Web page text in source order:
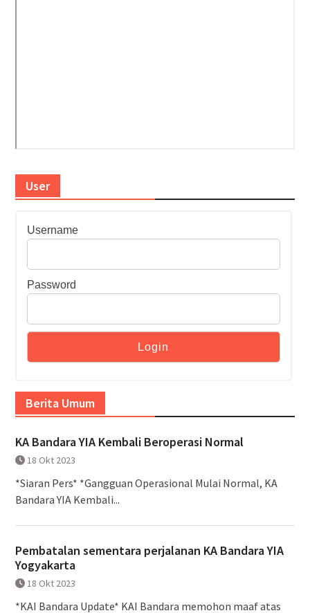
User
Username
Password
Berita Umum
KA Bandara YIA Kembali Beroperasi Normal
18 Okt 2023
*Siaran Pers* *Gangguan Operasional Mulai Normal, KA
Bandara YIA Kembali...
Pembatalan sementara perjalanan KA Bandara YIA
Yogyakarta
18 Okt 2023
*KAI Bandara Update* KAI Bandara memohon maaf atas